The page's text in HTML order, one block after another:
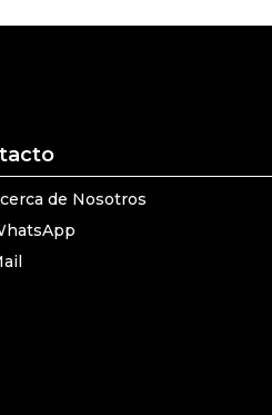
de Nosotros